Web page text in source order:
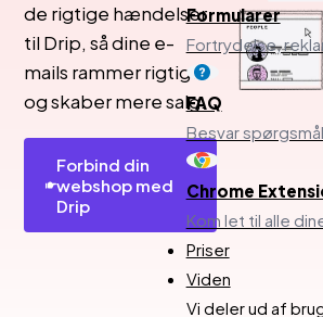
Formularer
Fortrydelse,
FAQ
Besvar
Chrome
Kom let til alle
Priser
Viden
Vi deler ud af
de rigtige hændelser
til Drip, så dine e-
mails rammer rigtigt –
og skaber mere salg.
Forbind din
webshop med
Drip